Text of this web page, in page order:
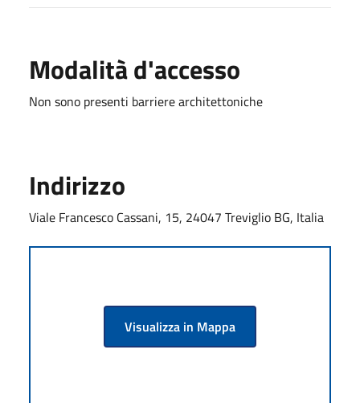
Modalità d'accesso
Non sono presenti barriere architettoniche
Indirizzo
Viale Francesco Cassani, 15, 24047 Treviglio BG, Italia
Visualizza in Mappa